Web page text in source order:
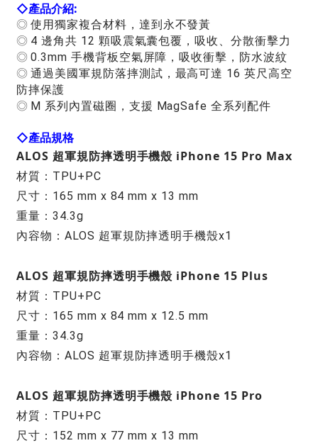
◇產品介紹:
◎ 使用獨家複合材料，達到永不發黃
◎ 4 邊角共 12 顆吸震氣囊包覆，吸收、分散衝擊力
◎ 0.3mm 手機背板空氣屏障，吸收衝擊，防水波紋
◎ 通過美國軍規防落摔測試，最高可達 16 英尺高空
防摔保護
◎ M 系列內置磁圈，支援 MagSafe 全系列配件
◇產品規格
ALOS 超軍規防摔透明手機殼 iPhone 15 Pro Max
材質：TPU+PC
尺寸：165 mm x 84 mm x 13 mm
重量：34.3g
內容物：ALOS 超軍規防摔透明手機殼x1
ALOS 超軍規防摔透明手機殼 iPhone 15 Plus
材質：TPU+PC
尺寸：165 mm x 84 mm x 12.5 mm
重量：34.3g
內容物：ALOS 超軍規防摔透明手機殼x1
ALOS 超軍規防摔透明手機殼 iPhone 15 Pro
材質：TPU+PC
尺寸：152 mm x 77 mm x 13 mm